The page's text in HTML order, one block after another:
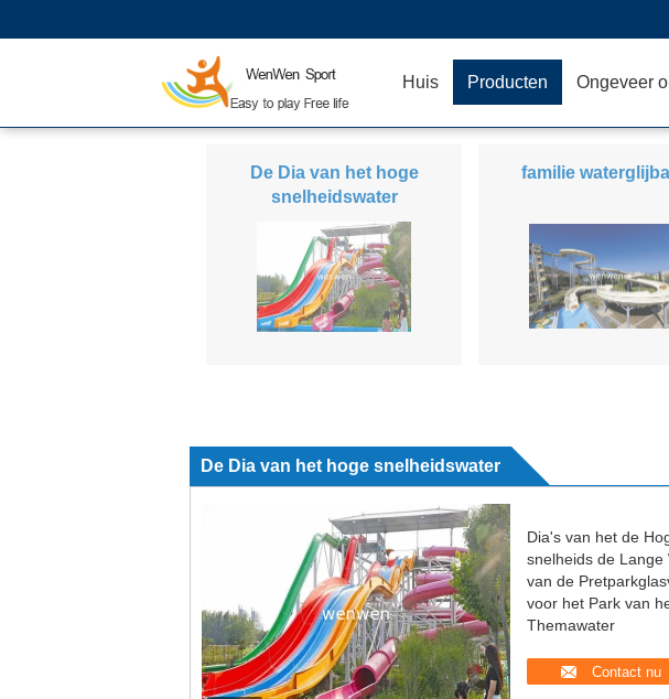
Huis Producten Ongeveer
De Dia van het hoge
snelheidswater
familie
De Dia van het hoge snelheidswater
Dia's van het de
snelheids de Lange
van de
voor het Park van
Themawater
Contact nu